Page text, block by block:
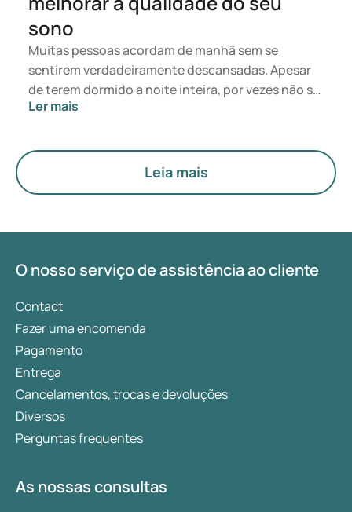
de sono e as soluções disponíveis.
sono
Muitas pessoas acordam de manhã sem se
sentirem verdadeiramente descansadas. Apesar
de terem dormido a noite inteira, por vezes não se
sentem recuperadas. Um sono profundo e
e mental. Neste artigo, explicamos que rotinas e
hábitos podem contribuir para uma melhor
qualidade do sono. Com conhecimentos assentes
Ler mais
Leia mais
O nosso serviço de assistência ao cliente
Contact
Fazer uma encomenda
Pagamento
Entrega
Cancelamentos, trocas e devoluções
Diversos
Perguntas frequentes
As nossas consultas